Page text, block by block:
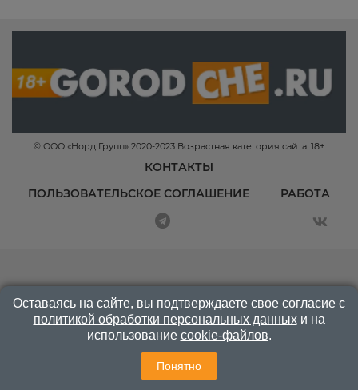
© ООО «Норд Групп» 2020-2023 Возрастная категория сайта: 18+
КОНТАКТЫ
ПОЛЬЗОВАТЕЛЬСКОЕ СОГЛАШЕНИЕ
РАБОТА
Оставаясь на сайте, вы подтверждаете свое согласие с
политикой обработки персональных данныхи на
использование cookie-файлов.
Понятно